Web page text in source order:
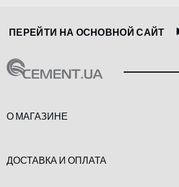
ПЕРЕЙТИ НА ОСНОВНОЙ САЙТ
О МАГАЗИНЕ
ДОСТАВКА И ОПЛАТА